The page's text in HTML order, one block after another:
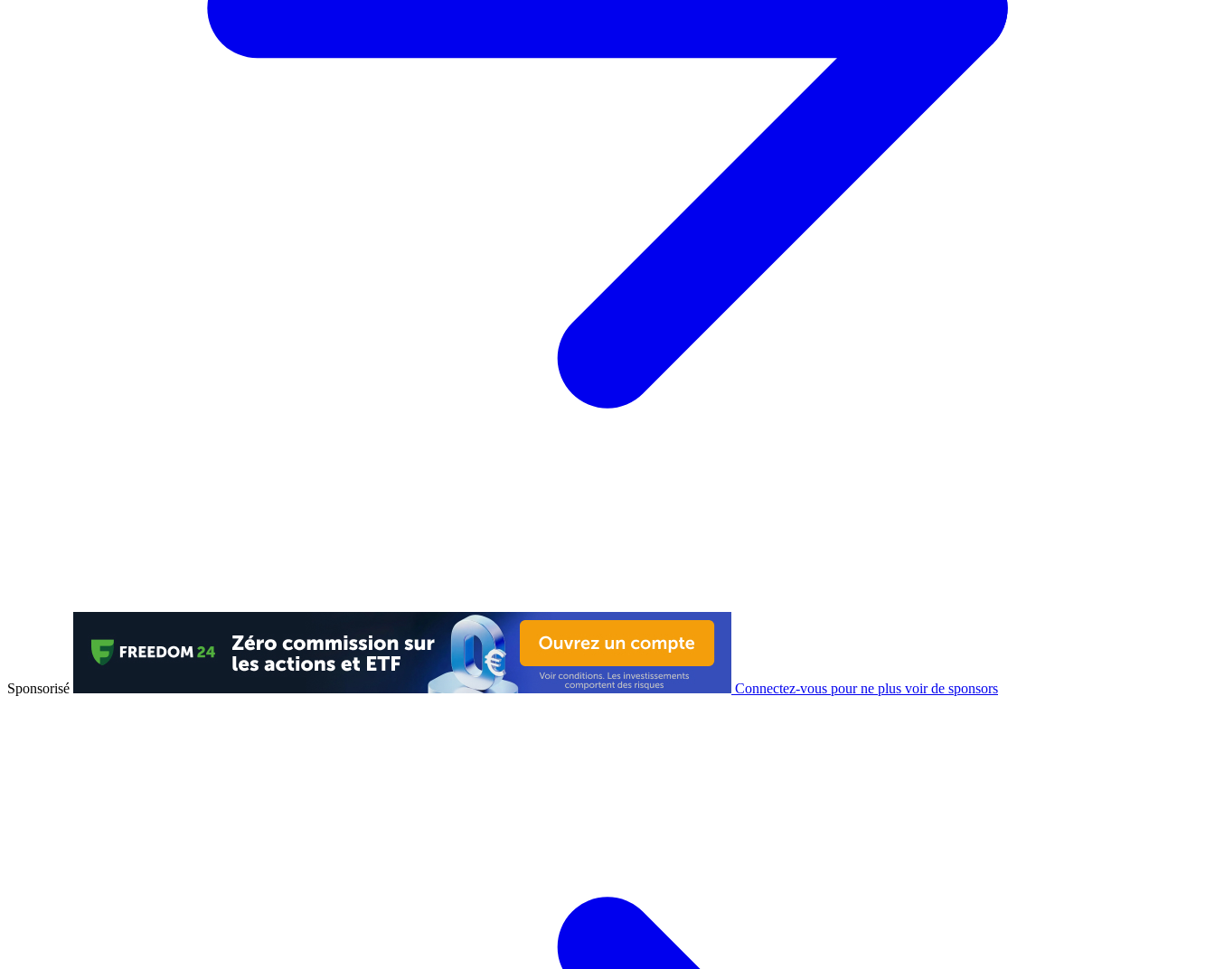
Sponsorisé Connectez-vous pour ne plus voir de sponsors